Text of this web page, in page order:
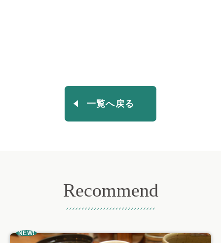
一覧へ戻る
Recommend
NEW!